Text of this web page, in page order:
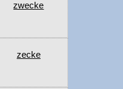
zwecke
zecke